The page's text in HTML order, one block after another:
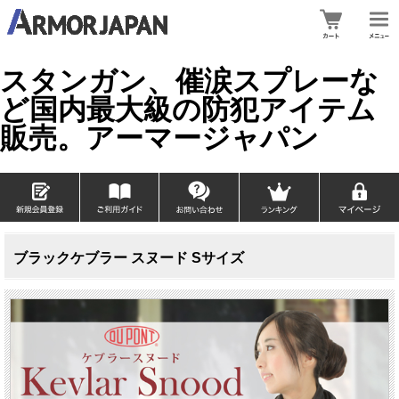
スタンガン、催涙スプレーな
ど国内最大級の防犯アイテム
販売。アーマージャパン
ブラックケブラー スヌード Sサイズ